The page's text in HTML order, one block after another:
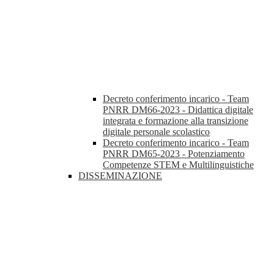
Decreto conferimento incarico - Team
PNRR DM66-2023 - Didattica digitale
integrata e formazione alla transizione
digitale personale scolastico
Decreto conferimento incarico - Team
PNRR DM65-2023 - Potenziamento
Competenze STEM e Multilinguistiche
DISSEMINAZIONE